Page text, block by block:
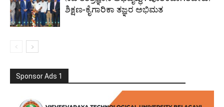
ಶಿಕ್ಷಣ-ಕೈಗಾರಿಕಾ ತಜ್ಞರ ಅಭಿಮತ
Sponsor Ads 1